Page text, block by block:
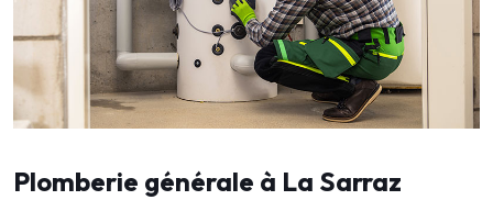
Plomberie générale à La Sarraz